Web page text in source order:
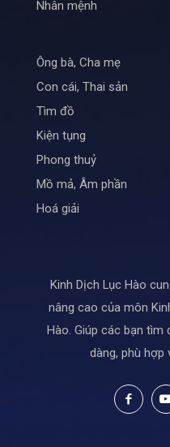
Nhân mệnh
Ông bà, Cha mẹ
Con cái, Thai sản
Tìm đồ
Kiện tụng
Phong thuỷ
Mồ mả, Âm phần
Hoá giải
Kinh Dịch Lục Hào
nâng cao của môn
Hào. Giúp các bạn tìm
dàng, phù hợp